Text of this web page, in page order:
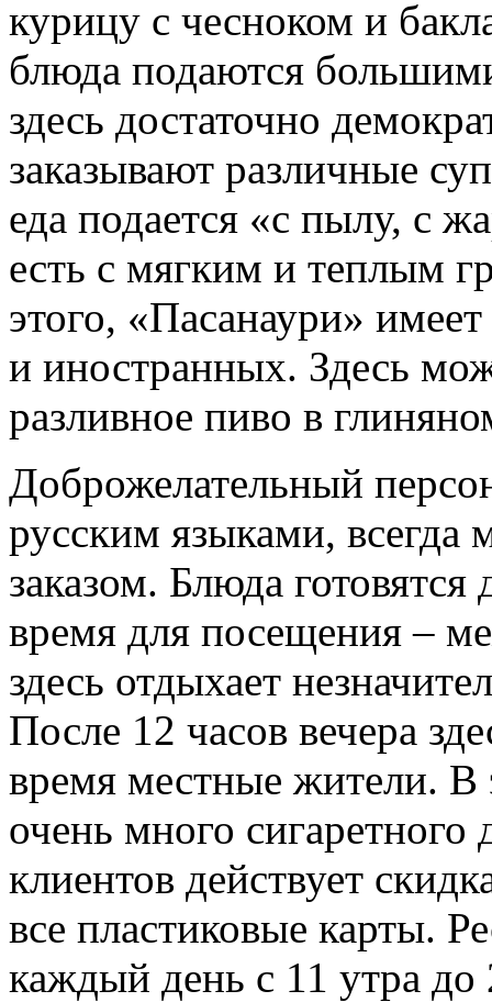
курицу с чесноком и
блюда подаются
здесь достаточно
заказывают различные
еда подается «с пылу, с
есть с мягким и теплым
этого, «Пасанаури»
и иностранных. Здесь
разливное пиво в
Доброжелательный
русским языками, всегда
заказом. Блюда
время для посещения –
здесь отдыхает
После 12 часов вечера
время местные жители. В
очень много
клиентов действует
все пластиковые карты.
каждый день с 11 утра до